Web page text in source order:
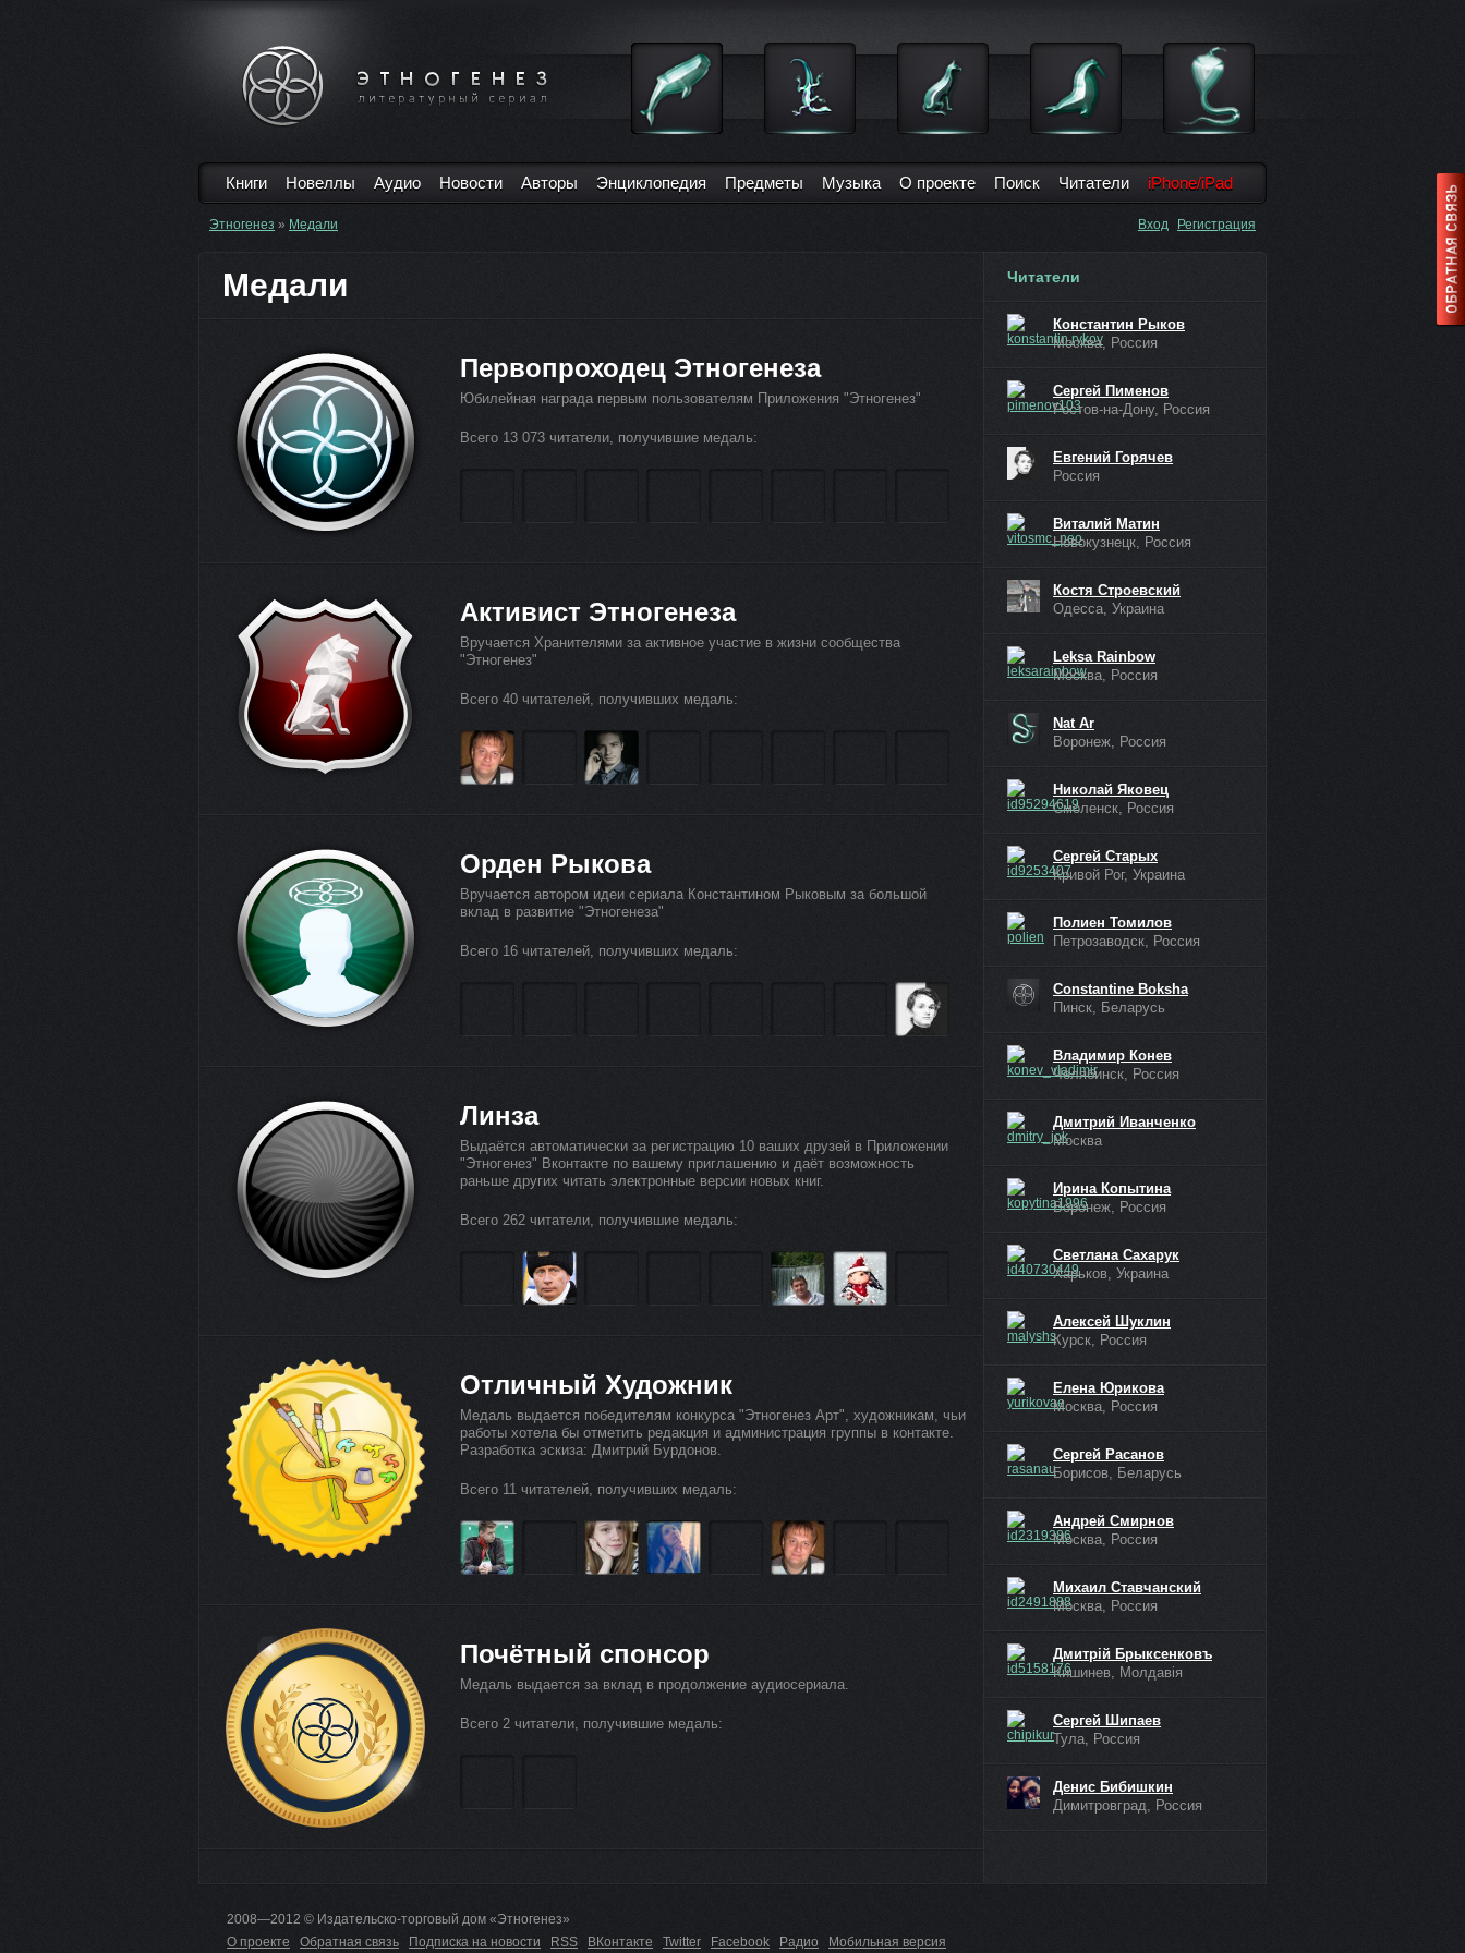
Книги Новеллы Аудио Новости Авторы Энциклопедия Предметы Музыка О проекте Поиск Читатели iPhone/iPad
Вход Регистрация
Этногенез » Медали
Медали
Первопроходец Этногенеза
Юбилейная награда первым пользователям Приложения "Этногенез"
Всего 13 073 читатели, получившие медаль:
Активист Этногенеза
Вручается Хранителями за активное участие в жизни сообщества
"Этногенез"
Всего 40 читателей, получивших медаль:
Орден Рыкова
Вручается автором идеи сериала Константином Рыковым за большой
вклад в развитие "Этногенеза"
Всего 16 читателей, получивших медаль:
Линза
Выдаётся автоматически за регистрацию 10 ваших друзей в Приложении
"Этногенез" Вконтакте по вашему приглашению и даёт возможность
раньше других читать электронные версии новых книг.
Всего 262 читатели, получившие медаль:
Отличный Художник
Медаль выдается победителям конкурса "Этногенез Арт", художникам, чьи
работы хотела бы отметить редакция и администрация группы в контакте.
Разработка эскиза: Дмитрий Бурдонов.
Всего 11 читателей, получивших медаль:
Почётный спонсор
Медаль выдается за вклад в продолжение аудиосериала.
Всего 2 читатели, получившие медаль:
Читатели
Константин Рыков
Москва, Россия
Сергей Пименов
Ростов-на-Дону, Россия
Евгений Горячев
Россия
Виталий Матин
Новокузнецк, Россия
Костя Строевский
Одесса, Украина
Leksa Rainbow
Москва, Россия
Nat Ar
Воронеж, Россия
Николай Яковец
Смоленск, Россия
Сергей Старых
Кривой Рог, Украина
Полиен Томилов
Петрозаводск, Россия
Constantine Boksha
Пинск, Беларусь
Владимир Конев
Челябинск, Россия
Дмитрий Иванченко
Москва
Ирина Копытина
Воронеж, Россия
Светлана Сахарук
Харьков, Украина
Алексей Шуклин
Курск, Россия
Елена Юрикова
Москва, Россия
Сергей Расанов
Борисов, Беларусь
Андрей Смирнов
Москва, Россия
Михаил Ставчанский
Москва, Россия
Дмитрiй Брыксенковъ
Кишинев, Молдавія
Сергей Шипаев
Тула, Россия
Денис Бибишкин
Димитровград, Россия
2008—2012 © Издательско-торговый дом «Этногенез»
О проекте
Обратная связь Подписка на новости RSS ВКонтакте Twitter Facebook Радио Мобильная версия